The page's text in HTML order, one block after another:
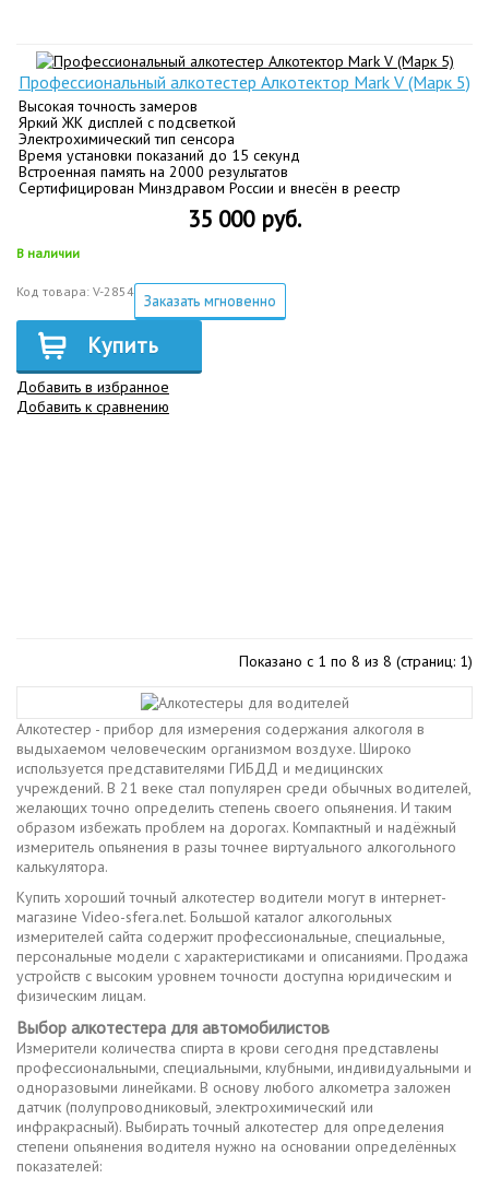
Профессиональный алкотестер Алкотектор Mark V (Марк 5)
Высокая точность замеров
Яркий ЖК дисплей с подсветкой
Электрохимический тип сенсора
Время установки показаний до 15 секунд
Встроенная память на 2000 результатов
Сертифицирован Минздравом России и внесён в реестр
35 000 руб.
В наличии
Код товара: V-2854 Заказать мгновенно
Купить
Добавить в избранное
Добавить к сравнению
Показано с 1 по 8 из 8 (страниц: 1)
Алкотестер - прибор для измерения содержания алкоголя в
выдыхаемом человеческим организмом воздухе. Широко
используется представителями ГИБДД и медицинских
учреждений. В 21 веке стал популярен среди обычных водителей,
желающих точно определить степень своего опьянения. И таким
образом избежать проблем на дорогах. Компактный и надёжный
измеритель опьянения в разы точнее виртуального алкогольного
калькулятора.
Купить хороший точный алкотестер водители могут в интернет-
магазине Video-sfera.net. Большой каталог алкогольных
измерителей сайта содержит профессиональные, специальные,
персональные модели с характеристиками и описаниями. Продажа
устройств с высоким уровнем точности доступна юридическим и
физическим лицам.
Выбор алкотестера для автомобилистов
Измерители количества спирта в крови сегодня представлены
профессиональными, специальными, клубными, индивидуальными и
одноразовыми линейками. В основу любого алкометра заложен
датчик (полупроводниковый, электрохимический или
инфракрасный). Выбирать точный алкотестер для определения
степени опьянения водителя нужно на основании определённых
показателей: